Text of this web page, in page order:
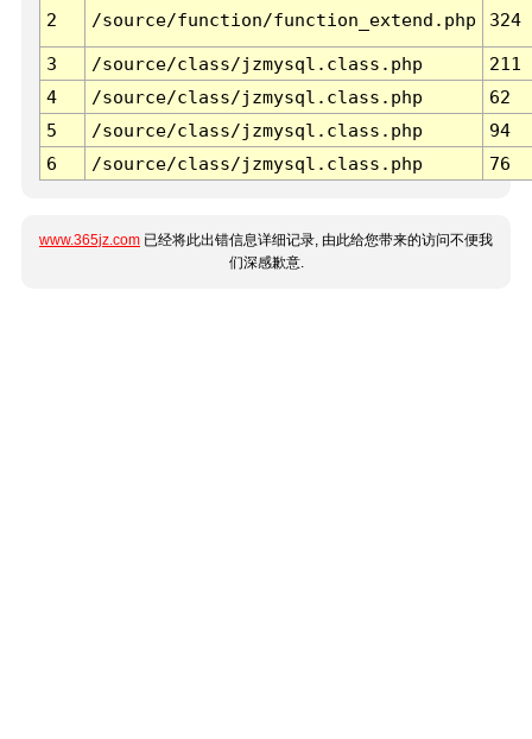
2 /source/function/function_extend.php 324
3 /source/class/jzmysql.class.php
211
4
/source/class/jzmysql.class.php
62
5
/source/class/jzmysql.class.php
94
6
/source/class/jzmysql.class.php 76
www.365jz.com 已经将此出错信息详细记录, 由此给您带来的访问不便我
们深感歉意.